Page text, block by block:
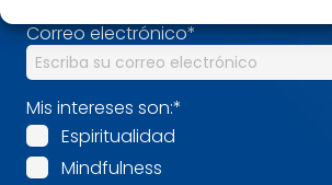
Correo electrónico*
Mis intereses son:*
Espiritualidad
Mindfulness